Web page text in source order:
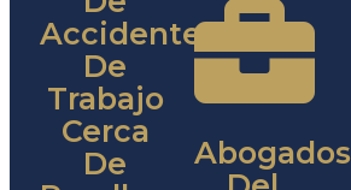
Accidentes
De
Trabajo
Cerca
De
Abogados